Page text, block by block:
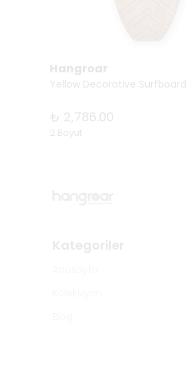
Hangroar
Yellow Decorative Surfboard
₺ 2,786.00
2 Boyut